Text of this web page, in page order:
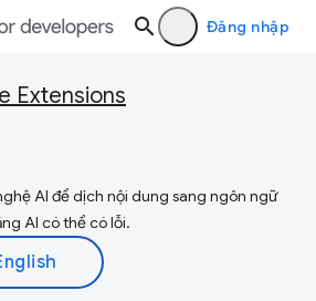
Đăng nhập
Extensions
AI để dịch nội dung sang ngôn ngữ
AI có thể có lỗi.